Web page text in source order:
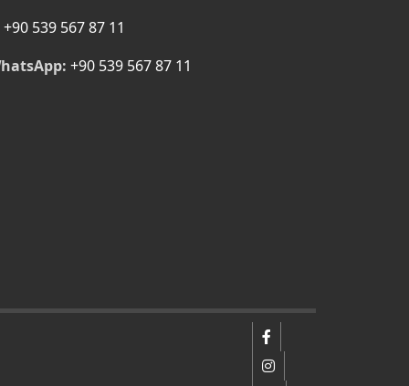
+90 539 567 87 11
+90 539 567 87 11